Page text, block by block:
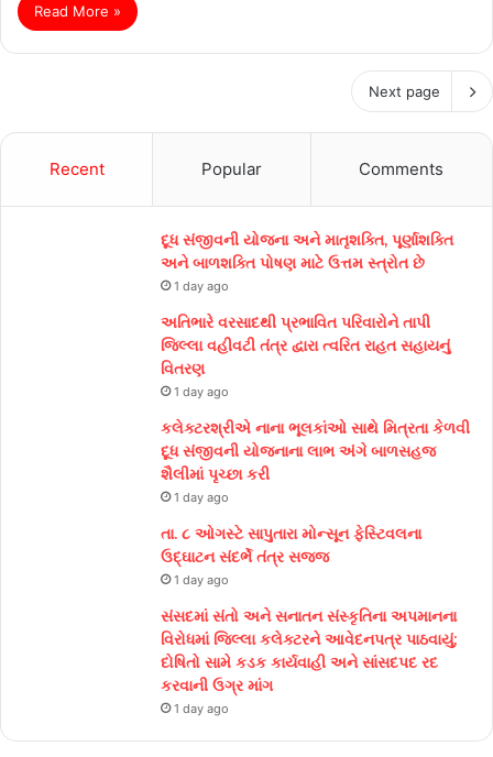
Read More »
Next page
Recent Popular Comments
દૂધ સંજીવની યોજના અને માતૃશક્તિ, પૂર્ણાશક્તિ
અને બાળશક્તિ પોષણ માટે ઉત્તમ સ્ત્રોત છે
1 day ago
અતિભારે વરસાદથી પ્રભાવિત પરિવારોને તાપી
જિલ્લા વહીવટી તંત્ર દ્વારા ત્વરિત રાહત સહાયનું
વિતરણ
1 day ago
કલેક્ટરશ્રીએ નાના ભૂલકાંઓ સાથે મિત્રતા કેળવી
દૂધ સંજીવની યોજનાના લાભ અંગે બાળસહજ
શૈલીમાં પૃચ્છા કરી
1 day ago
તા. ૮ ઓગસ્ટે સાપુતારા મોન્સૂન ફેસ્ટિવલના
ઉદ્ઘાટન સંદર્ભે તંત્ર સજ્જ
1 day ago
સંસદમાં સંતો અને સનાતન સંસ્કૃતિના અપમાનના
વિરોધમાં જિલ્લા કલેક્ટરને આવેદનપત્ર પાઠવાયું;
દોષિતો સામે કડક કાર્યવાહી અને સાંસદપદ રદ
કરવાની ઉગ્ર માંગ
1 day ago